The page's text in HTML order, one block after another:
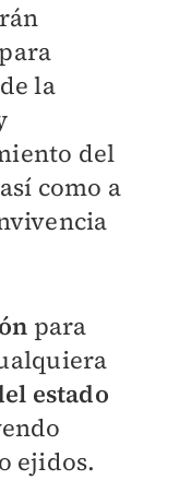
la
del
como a
para
estado
ejidos.